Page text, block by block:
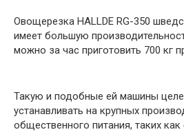
Овощерезка HALLDE RG-350
имеет большую
можно за час приготовить 700 кг
Такую и подобные ей машины
устанавливать на крупных
общественного питания, таких